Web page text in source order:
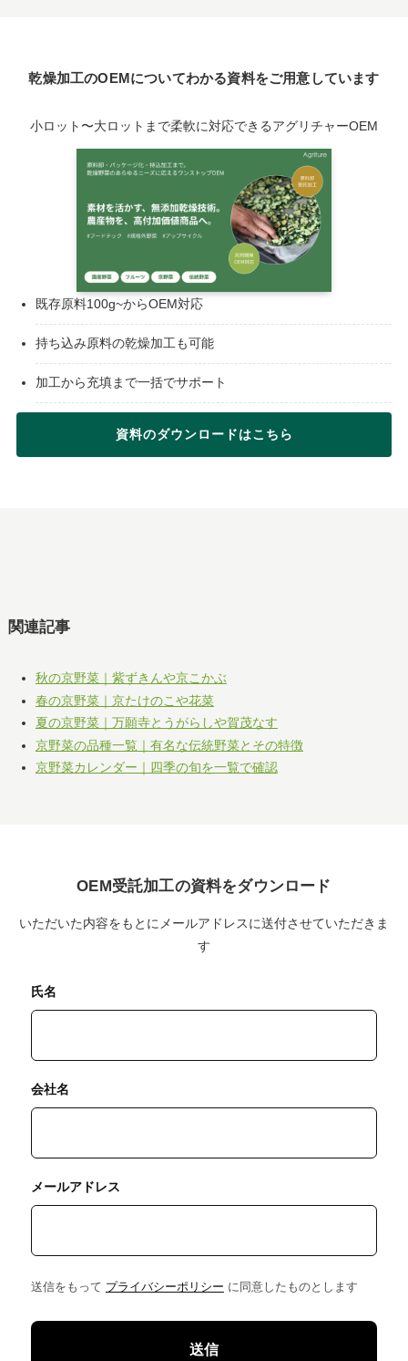
乾燥加工のOEMについてわかる資料をご用意しています
小ロット〜大ロットまで柔軟に対応できるアグリチャーOEM
既存原料100g~からOEM対応
持ち込み原料の乾燥加工も可能
加工から充填まで一括でサポート
資料のダウンロードはこちら
関連記事
秋の京野菜｜紫ずきんや京こかぶ
春の京野菜｜京たけのこや花菜
夏の京野菜｜万願寺とうがらしや賀茂なす
京野菜の品種一覧｜有名な伝統野菜とその特徴
京野菜カレンダー｜四季の旬を一覧で確認
OEM受託加工の資料をダウンロード
いただいた内容をもとにメールアドレスに送付させていただきま
す
氏名
会社名
メールアドレス
送信をもって プライバシーポリシー に同意したものとします